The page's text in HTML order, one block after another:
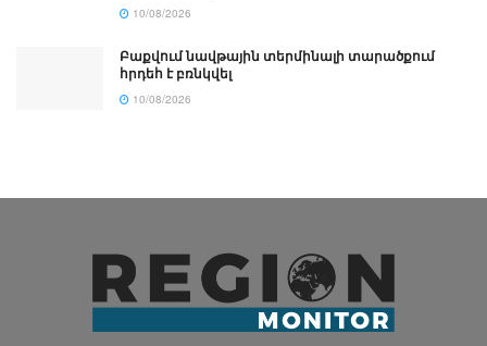
10/08/2026
Բաքվում նավթային տերմինալի տարածքում
հրդեհ է բռնկվել
10/08/2026